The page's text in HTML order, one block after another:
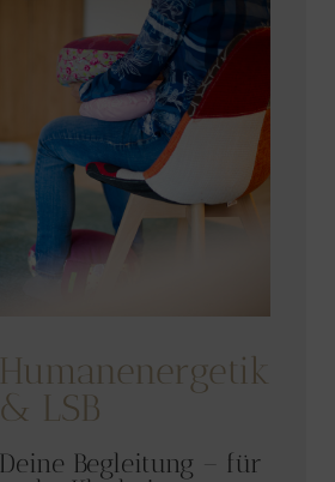
Humanenergetik
& LSB
Deine Begleitung – für